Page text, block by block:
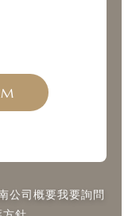
公司概要我要詢問